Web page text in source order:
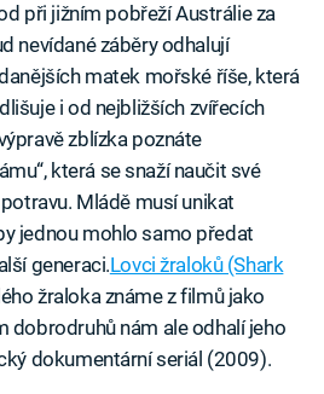
při jižním pobřeží Austrálie za
nevídané záběry odhalují
matek mořské říše, která
i od nejbližších zvířecích
zblízka poznáte
která se snaží naučit své
Mládě musí unikat
jednou mohlo samo předat
generaci.Lovci žraloků (Shark
žraloka známe z filmů jako
dobrodruhů nám ale odhalí jeho
dokumentární seriál (2009).